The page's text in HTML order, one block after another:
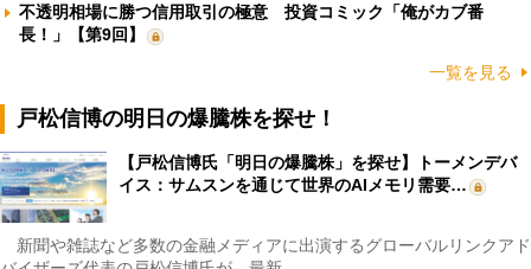
不透明相場に勝つ信用取引の極意 投資コミック「俺がカブ番
長！」【第9回】
一覧を見る
戸松信博の明日の爆騰株を探せ！
【戸松信博氏「明日の爆騰株」を探せ】トーメンデバ
イス：サムスンを通じて世界のAIメモリ需要…
新聞や雑誌など多数の金融メディアに出演するグローバルリンクアド